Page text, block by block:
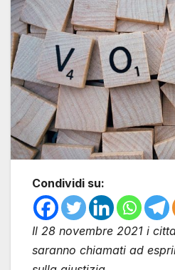
Condividi su:
Il 28 novembre 2021 i
saranno chiamati ad